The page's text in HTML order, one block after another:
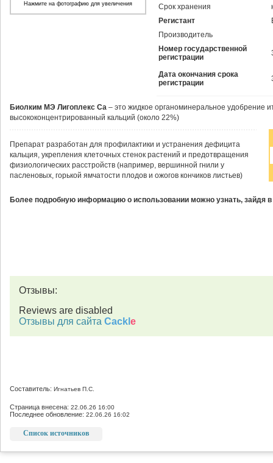
Срок хранения
Регистант
Производитель
Номер государственной
регистрации
Дата окончания срока
регистрации
Нажмите на фотографию для увеличения
Биолким МЭ Лигоплекс Са – это жидкое органоминеральное удобрение
высококонцентрированный кальций (около 22%)
Препарат разработан для профилактики и устранения дефицита
кальция, укрепления клеточных стенок растений и предотвращения
физиологических расстройств (например, вершинной гнили у
пасленовых, горькой ямчатости плодов и ожогов кончиков листьев)
Более подробную информацию о использовании можно узнать, зайдя в
Отзывы:
Reviews are disabled
Отзывы для сайта Cackl e
Составитель: Игнатьев П.С.
Страница внесена: 22.06.26 16:00
Последнее обновление: 22.06.26 16:02
Список источников